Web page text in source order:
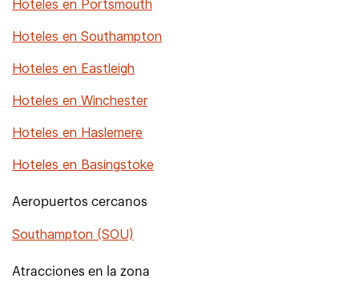
Hoteles en Portsmouth
Hoteles en Southampton
Hoteles en Eastleigh
Hoteles en Winchester
Hoteles en Haslemere
Hoteles en Basingstoke
Aeropuertos cercanos
Southampton (SOU)
Atracciones en la zona